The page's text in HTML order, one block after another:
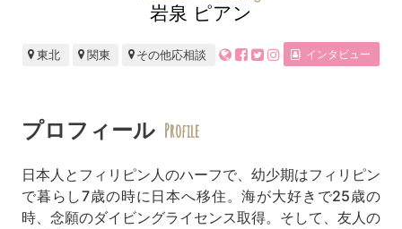
岩泉 ピアン
東北 関東 その他応相談 インタビュー
プロフィール Profile
日本人とフィリピン人のハーフで、幼少期はフィリピン
で暮らし7歳の時に日本へ移住。海が大好きで25歳の
時、念願のダイビングライセンス取得。そして、友人の